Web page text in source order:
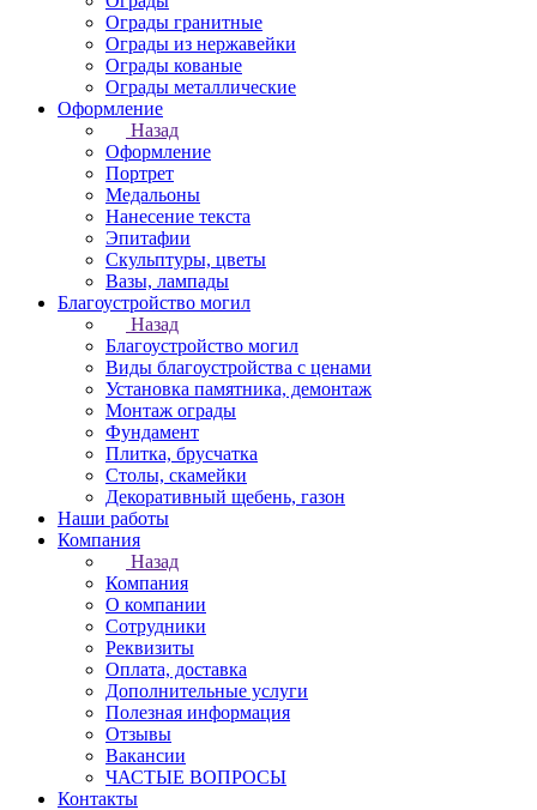
Ограды гранитные
Ограды из нержавейки
Ограды кованые
Ограды металлические
Оформление
Назад
Оформление
Портрет
Медальоны
Нанесение текста
Эпитафии
Скульптуры, цветы
Вазы, лампады
Благоустройство могил
Назад
Благоустройство могил
Виды благоустройства с ценами
Установка памятника, демонтаж
Монтаж ограды
Фундамент
Плитка, брусчатка
Столы, скамейки
Декоративный щебень, газон
Наши работы
Компания
Назад
Компания
О компании
Сотрудники
Реквизиты
Оплата, доставка
Дополнительные услуги
Полезная информация
Отзывы
Вакансии
ЧАСТЫЕ ВОПРОСЫ
Контакты